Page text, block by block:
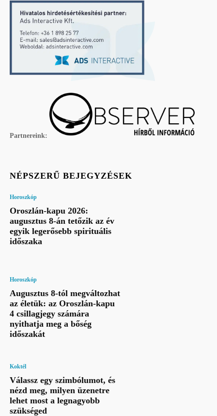
Partnereink:
NÉPSZERŰ BEJEGYZÉSEK
Horoszkóp
Oroszlán-kapu 2026:
augusztus 8-án tetőzik az év
egyik legerősebb spirituális
időszaka
Horoszkóp
Augusztus 8-tól megváltozhat
az életük: az Oroszlán-kapu
4 csillagjegy számára
nyithatja meg a bőség
időszakát
Koktél
Válassz egy szimbólumot, és
nézd meg, milyen üzenetre
lehet most a legnagyobb
szükséged